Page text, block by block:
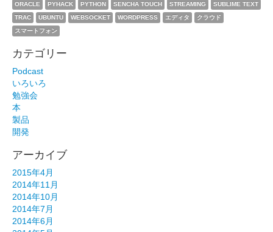
ORACLE
PYHACK PYTHON SENCHA TOUCH STREAMING
SUBLIME TEXT
TRAC
UBUNTU WEBSOCKET WORDPRESS エディタ
クラウド
スマートフォン
カテゴリー
Podcast
いろいろ
勉強会
本
製品
開発
アーカイブ
2015年4月
2014年11月
2014年10月
2014年7月
2014年6月